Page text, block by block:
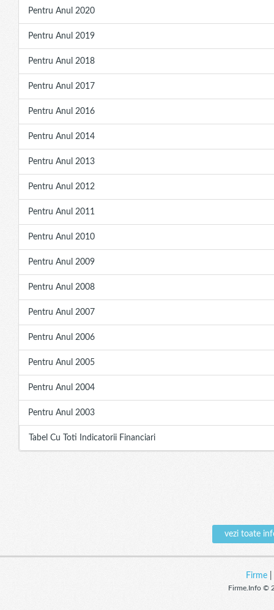
Pentru Anul 2020
Pentru Anul 2019
Pentru Anul 2018
Pentru Anul 2017
Pentru Anul 2016
Pentru Anul 2014
Pentru Anul 2013
Pentru Anul 2012
Pentru Anul 2011
Pentru Anul 2010
Pentru Anul 2009
Pentru Anul 2008
Pentru Anul 2007
Pentru Anul 2006
Pentru Anul 2005
Pentru Anul 2004
Pentru Anul 2003
Tabel Cu Toti Indicatorii Financiari
vezi toate
Firme|
Firme.Info ©